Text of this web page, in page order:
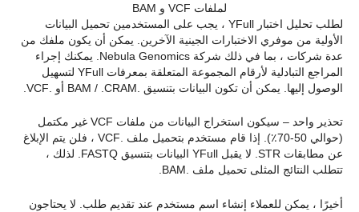
لملفات VCF و BAM
لطلب تحليل اختبار YFull ، يجب على المستخدمين تحميل البيانات
الأولية من موفري الاختبارات الجينية الآخرين. يمكن أن يكون ملفك من
عدة شركات ، بما في ذلك شركة Nebula Genomics. يمكنك إجراء
المراجع التبادلية لأرقام المجموعة المتعلقة بمعرفات YFull لتسهيل
الوصول إليها. يمكن أن تكون البيانات بتنسيق .BAM / .CRAM أو .VCF.
تحذير واحد – سيكون استخراج البيانات من ملفات VCF غير مكتمل
(حوالي 50-70٪). إذا قام مستخدم بتحميل ملف .VCF ، فلن يتم الإبلاغ
عن مطابقات STR. لا يقبل YFull البيانات بتنسيق FASTQ. لذلك ،
تتطلب النتائج المثلى تحميل ملف .BAM.
أخيرًا ، يمكن للعملاء إنشاء اسم مستخدم عند تقديم طلب. لا يحتاجون